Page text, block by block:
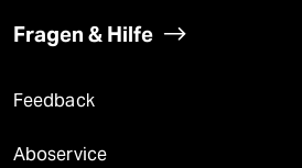
Fragen & Hilfe
Feedback
Aboservice